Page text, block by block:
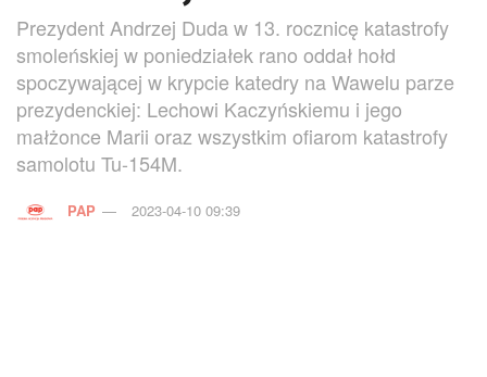
Prezydent Andrzej Duda w 13. rocznicę katastrofy
smoleńskiej w poniedziałek rano oddał hołd
spoczywającej w krypcie katedry na Wawelu parze
prezydenckiej: Lechowi Kaczyńskiemu i jego
małżonce Marii oraz wszystkim ofiarom katastrofy
samolotu Tu-154M.
PAP 2023-04-10 09:39